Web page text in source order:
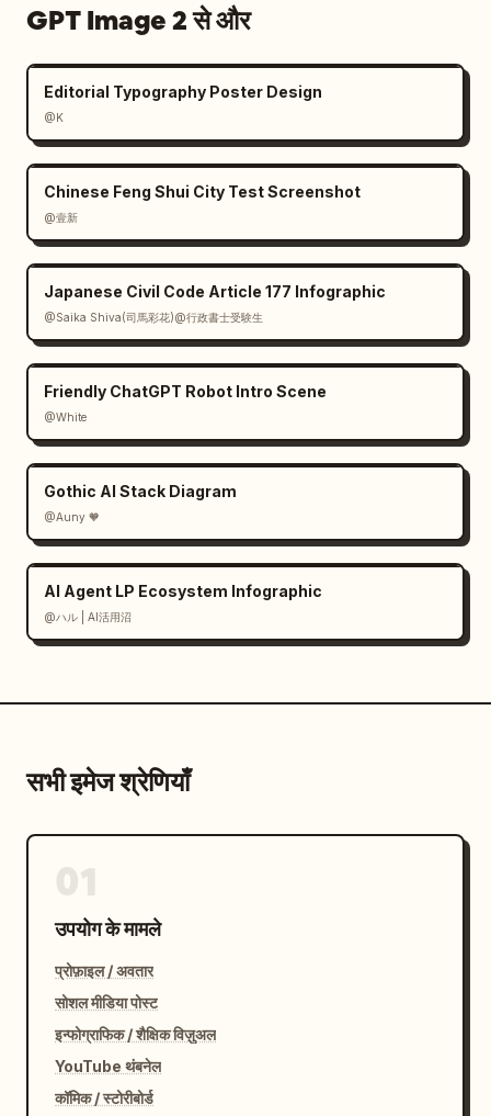
GPT Image 2 से और
Editorial Typography Poster Design
@K
Chinese Feng Shui City Test Screenshot
@壹新
Japanese Civil Code Article 177 Infographic
@Saika Shiva(司馬彩花)@行政書士受験生
Friendly ChatGPT Robot Intro Scene
@White
Gothic AI Stack Diagram
@Auny 🧡
AI Agent LP Ecosystem Infographic
@ハル | AI活用沼
सभी इमेज श्रेणियाँ
उपयोग के मामले
प्रोफ़ाइल / अवतार
सोशल मीडिया पोस्ट
इन्फोग्राफिक / शैक्षिक विज़ुअल
YouTube थंबनेल
कॉमिक / स्टोरीबोर्ड